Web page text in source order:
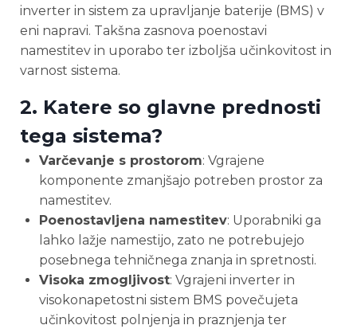
inverter in sistem za upravljanje baterije (BMS) v
eni napravi. Takšna zasnova poenostavi
namestitev in uporabo ter izboljša učinkovitost in
varnost sistema.
2. Katere so glavne prednosti
tega sistema?
Varčevanje s prostorom: Vgrajene
komponente zmanjšajo potreben prostor za
namestitev.
Poenostavljena namestitev: Uporabniki ga
lahko lažje namestijo, zato ne potrebujejo
posebnega tehničnega znanja in spretnosti.
Visoka zmogljivost: Vgrajeni inverter in
visokonapetostni sistem BMS povečujeta
učinkovitost polnjenja in praznjenja ter